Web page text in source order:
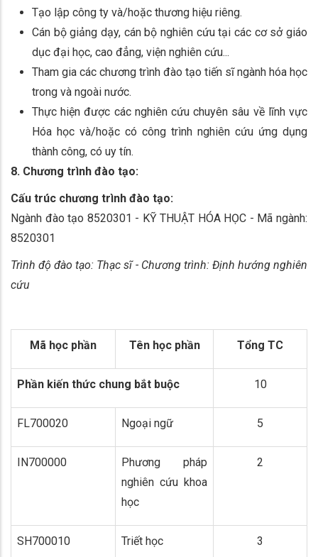
Tạo lập công ty và/hoặc thương hiệu riêng.
Cán bộ giảng dạy, cán bộ nghiên cứu tại các cơ sở giáo
dục đại học, cao đẳng, viện nghiên cứu...
Tham gia các chương trình đào tạo tiến sĩ ngành hóa học
trong và ngoài nước.
Thực hiện được các nghiên cứu chuyên sâu về lĩnh vực
Hóa học và/hoặc có công trình nghiên cứu ứng dụng
thành công, có uy tín.
8. Chương trình đào tạo:
Cấu trúc chương trình đào tạo:
Ngành đào tạo 8520301 - KỸ THUẬT HÓA HỌC - Mã ngành:
8520301
Trình độ đào tạo: Thạc sĩ - Chương trình: Định hướng nghiên
cứu
Mã học phần Tên học phần Tổng TC
Phần kiến thức chung bắt buộc 10
FL700020 Ngoại ngữ 5
IN700000
Phương pháp
nghiên cứu khoa
học
2
SH700010 Triết học 3